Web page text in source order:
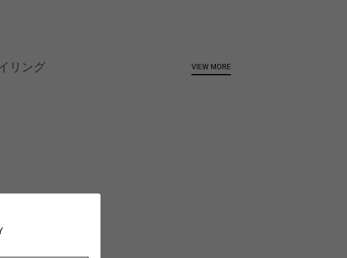
リング VIEW MORE